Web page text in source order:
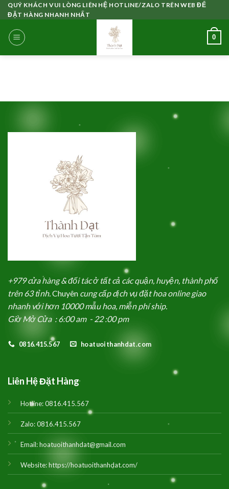
Skip
to
content
QUÝ KHÁCH VUI LÒNG LIÊN HỆ HOTLINE/ZALO TRÊN WEB ĐỂ
ĐẶT HÀNG NHANH NHẤT
0
+979 cửa hàng & đối tác ở tất cả các quận, huyện, thành phố
trên 63 tỉnh. Chuyên cung cấp dịch vụ đặt hoa online giao
nhanh với hơn 10000 mẫu hoa, miễn phí ship.
Giờ Mở Cửa : 6:00 am - 22 :00 pm
0816.415.567 hoatuoithanhdat.com
Liên Hệ Đặt Hàng
Hotline:0816.415.567
Zalo:0816.415.567
Email:hoatuoithanhdat@gmail.com
Website:https://hoatuoithanhdat.com/